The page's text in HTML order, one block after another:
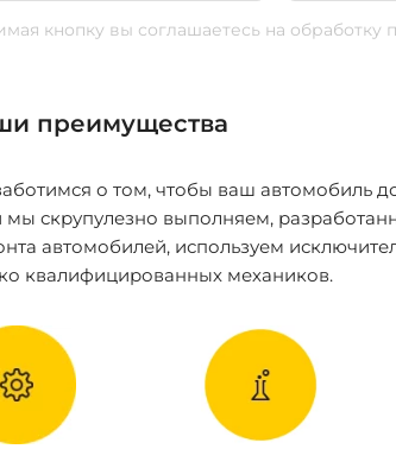
кнопку вы соглашаетесь на обработку
преимущества
о том, чтобы ваш автомобиль
мы скрупулезно выполняем,
автомобилей, используем
квалифицированных механиков.